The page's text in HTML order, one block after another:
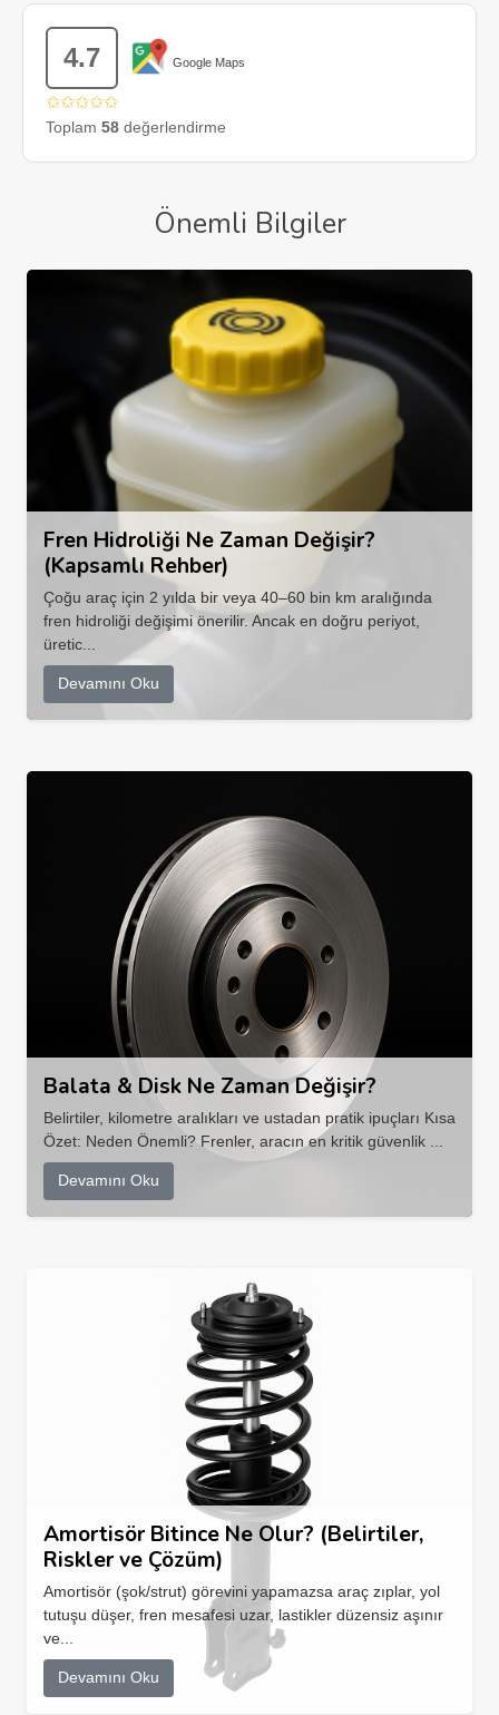
4.7 Google Maps
✩✩✩✩✩
Toplam 58 değerlendirme
Önemli Bilgiler
Fren Hidroliği Ne Zaman Değişir?
(Kapsamlı Rehber)
Çoğu araç için 2 yılda bir veya 40–60 bin km aralığında
fren hidroliği değişimi önerilir. Ancak en doğru periyot,
üretic...
Devamını Oku
Balata & Disk Ne Zaman Değişir?
Belirtiler, kilometre aralıkları ve ustadan pratik ipuçları Kısa
Özet: Neden Önemli? Frenler, aracın en kritik güvenlik ...
Devamını Oku
Amortisör Bitince Ne Olur? (Belirtiler,
Riskler ve Çözüm)
Amortisör (şok/strut) görevini yapamazsa araç zıplar, yol
tutuşu düşer, fren mesafesi uzar, lastikler düzensiz aşınır
ve...
Devamını Oku